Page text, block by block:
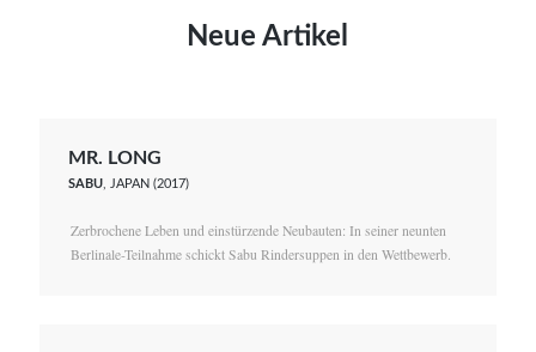
Neue Artikel
MR. LONG
SABU, JAPAN (2017)
Zerbrochene Leben und einstürzende Neubauten: In seiner neunten
Berlinale-Teilnahme schickt Sabu Rindersuppen in den Wettbewerb.